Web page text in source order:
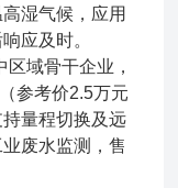
湿气候，应用
应及时。
域骨干企业，
参考价2.5万元
量程切换及远
废水监测，售